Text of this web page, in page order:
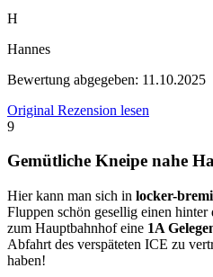
H
Hannes
Bewertung abgegeben: 11.10.2025
Original Rezension lesen
9
Gemütliche Kneipe nahe
Hier kann man sich in locker-
Fluppen schön gesellig einen
zum Hauptbahnhof eine 1A
Abfahrt des verspäteten ICE zu
haben!